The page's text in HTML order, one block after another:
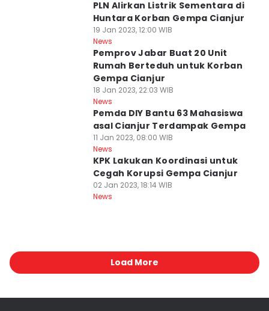
PLN Alirkan Listrik Sementara di
Huntara Korban Gempa Cianjur
19 Jan 2023, 12:00 WIB
News
Pemprov Jabar Buat 20 Unit
Rumah Berteduh untuk Korban
Gempa Cianjur
18 Jan 2023, 22:03 WIB
News
Pemda DIY Bantu 63 Mahasiswa
asal Cianjur Terdampak Gempa
11 Jan 2023, 08:00 WIB
News
KPK Lakukan Koordinasi untuk
Cegah Korupsi Gempa Cianjur
02 Jan 2023, 18:14 WIB
News
Load More